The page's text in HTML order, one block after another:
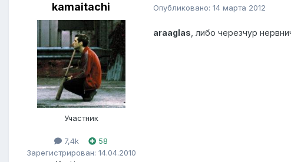
kamaitachi
Участник
7,4k
58
Зарегистрирован: 14.04.2010
Опубликовано: 14 марта 2012
araaglas , либо черезчур